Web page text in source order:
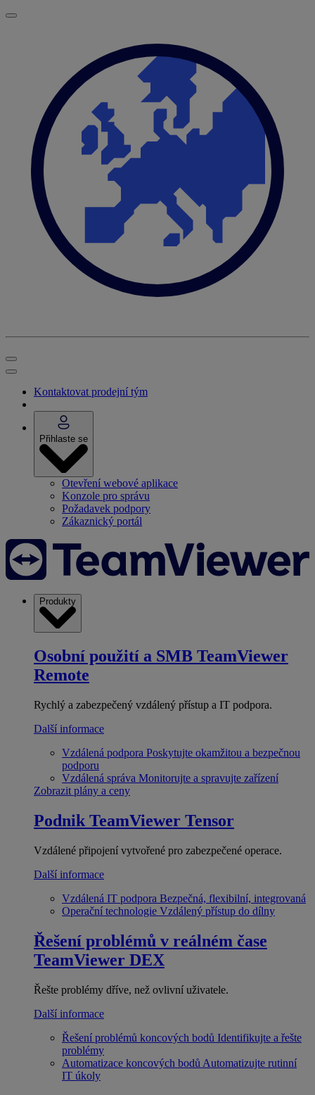
Kontaktovat prodejní tým
Přihlaste se
Otevření webové aplikace
Konzole pro správu
Požadavek podpory
Zákaznický portál
Produkty
Osobní použití a SMB TeamViewer
Remote
Rychlý a zabezpečený vzdálený přístup a IT podpora.
Další informace
Vzdálená podpora Poskytujte okamžitou a bezpečnou
podporu
Vzdálená správa Monitorujte a spravujte zařízení
Zobrazit plány a ceny
Podnik TeamViewer Tensor
Vzdálené připojení vytvořené pro zabezpečené operace.
Další informace
Vzdálená IT podpora Bezpečná, flexibilní, integrovaná
Operační technologie Vzdálený přístup do dílny
Řešení problémů v reálném čase
TeamViewer DEX
Řešte problémy dříve, než ovlivní uživatele.
Další informace
Řešení problémů koncových bodů Identifikujte a řešte
problémy
Automatizace koncových bodů Automatizujte rutinní
IT úkoly